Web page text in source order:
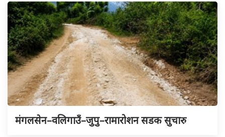
मंगलसेन–वलिगाउँ–जुपु–रामारोशन सडक सुचारु